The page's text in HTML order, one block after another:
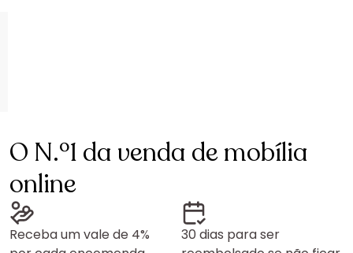
O N.º1 da venda de mobília
online
Receba um vale de 4%
30 dias para ser